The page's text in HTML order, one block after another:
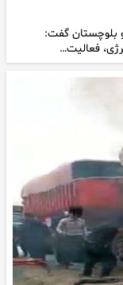
بلوچستان گفت:
فعالیت…